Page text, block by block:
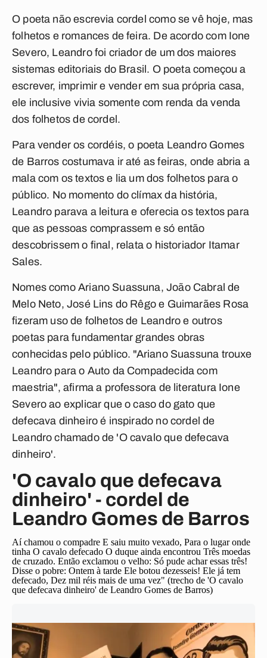
O poeta não escrevia cordel como se vê hoje, mas
folhetos e romances de feira. De acordo com Ione
Severo, Leandro foi criador de um dos maiores
sistemas editoriais do Brasil. O poeta começou a
escrever, imprimir e vender em sua própria casa,
ele inclusive vivia somente com renda da venda
dos folhetos de cordel.
Para vender os cordéis, o poeta Leandro Gomes
de Barros costumava ir até as feiras, onde abria a
mala com os textos e lia um dos folhetos para o
público. No momento do clímax da história,
Leandro parava a leitura e oferecia os textos para
que as pessoas comprassem e só então
descobrissem o final, relata o historiador Itamar
Sales.
Nomes como Ariano Suassuna, João Cabral de
Melo Neto, José Lins do Rêgo e Guimarães Rosa
fizeram uso de folhetos de Leandro e outros
poetas para fundamentar grandes obras
conhecidas pelo público. "Ariano Suassuna trouxe
Leandro para o Auto da Compadecida com
maestria", afirma a professora de literatura Ione
Severo ao explicar que o caso do gato que
defecava dinheiro é inspirado no cordel de
Leandro chamado de 'O cavalo que defecava
dinheiro'.
'O cavalo que defecava
dinheiro' - cordel de
Leandro Gomes de Barros
Aí chamou o compadre E saiu muito vexado, Para o lugar onde
tinha O cavalo defecado O duque ainda encontrou Três moedas
de cruzado. Então exclamou o velho: Só pude achar essas três!
Disse o pobre: Ontem à tarde Ele botou dezesseis! Ele já tem
defecado, Dez mil réis mais de uma vez" (trecho de 'O cavalo
que defecava dinheiro' de Leandro Gomes de Barros)